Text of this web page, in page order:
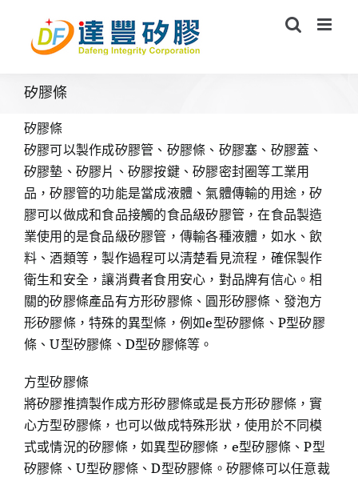
content
矽膠條
矽膠條
矽膠可以製作成矽膠管、矽膠條、矽膠塞、矽膠蓋、
矽膠墊、矽膠片、矽膠按鍵、矽膠密封圈等工業用
品，矽膠管的功能是當成液體、氣體傳輸的用途，矽
膠可以做成和食品接觸的食品級矽膠管，在食品製造
業使用的是食品級矽膠管，傳輸各種液體，如水、飲
料、酒類等，製作過程可以清楚看見流程，確保製作
衛生和安全，讓消費者食用安心，對品牌有信心。相
關的矽膠條產品有方形矽膠條、圓形矽膠條、發泡方
形矽膠條，特殊的異型條，例如e型矽膠條、P型矽膠
條、U型矽膠條、D型矽膠條等。
方型矽膠條
將矽膠推擠製作成方形矽膠條或是長方形矽膠條，實
心方型矽膠條，也可以做成特殊形狀，使用於不同模
式或情況的矽膠條，如異型矽膠條，e型矽膠條、P型
矽膠條、U型矽膠條、D型矽膠條。矽膠條可以任意裁